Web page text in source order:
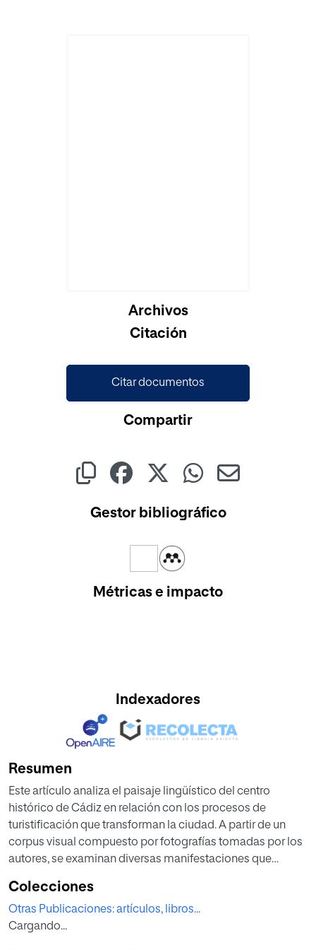
Archivos
Citación
Citar documentos
Compartir
Gestor bibliográfico
Métricas e impacto
Indexadores
Resumen
Este artículo analiza el paisaje lingüístico del centro
histórico de Cádiz en relación con los procesos de
turistificación que transforman la ciudad. A partir de un
corpus visual compuesto por fotografías tomadas por los
autores, se examinan diversas manifestaciones que
del espacio urbano. El estudio parte del enfoque crítico del
PL como herramienta para observar las tensiones entre
poder, identidad y uso del espacio público. Se demuestra
Colecciones
Otras Publicaciones: artículos, libros...
Cargando...